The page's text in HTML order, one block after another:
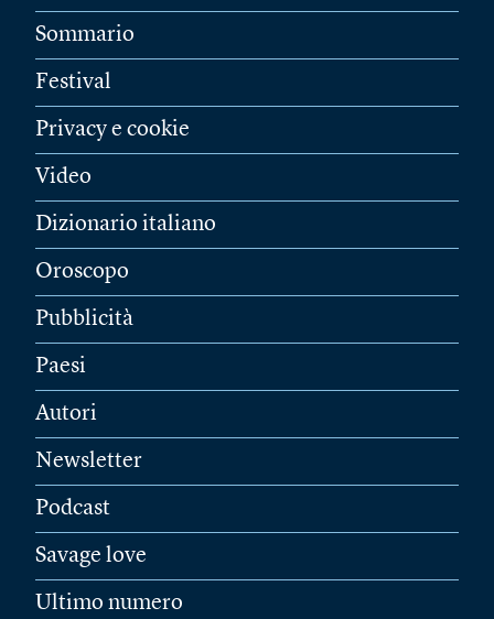
Sommario
Festival
Privacy e cookie
Video
Dizionario italiano
Oroscopo
Pubblicità
Paesi
Autori
Newsletter
Podcast
Savage love
Ultimo numero